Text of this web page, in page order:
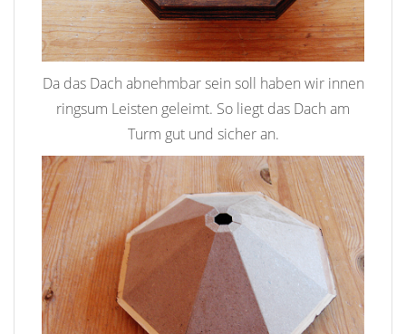
Da das Dach abnehmbar sein soll haben wir innen
ringsum Leisten geleimt. So liegt das Dach am
Turm gut und sicher an.